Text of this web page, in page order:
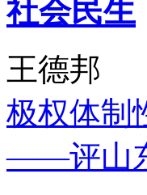
社会民生
王德邦
极权体制
——评山